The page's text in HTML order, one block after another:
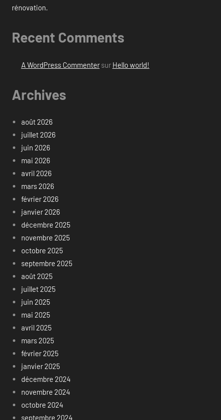
rénovation.
Recent Comments
A WordPress Commentersur Hello world!
Archives
août 2026
juillet 2026
juin 2026
mai 2026
avril 2026
mars 2026
février 2026
janvier 2026
décembre 2025
novembre 2025
octobre 2025
septembre 2025
août 2025
juillet 2025
juin 2025
mai 2025
avril 2025
mars 2025
février 2025
janvier 2025
décembre 2024
novembre 2024
octobre 2024
septembre 2024